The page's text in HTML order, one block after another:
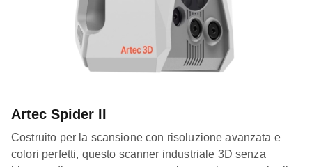
Artec Spider II
Costruito per la scansione con risoluzione avanzata e
colori perfetti, questo scanner industriale 3D senza